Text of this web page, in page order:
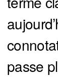
passe